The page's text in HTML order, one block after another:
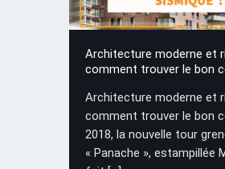
Architecture moderne et
comment trouver le bon
Architecture moderne et
comment trouver le bon
2018, la nouvelle tour
« Panache », estampillée